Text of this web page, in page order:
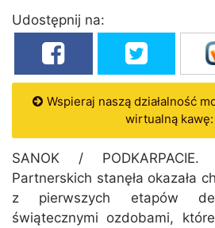
Udostępnij na:
Wspieraj naszą działalność
wirtualną kawę:
SANOK /
Partnerskich stanęła okazała
z pierwszych etapów
świątecznymi ozdobami,